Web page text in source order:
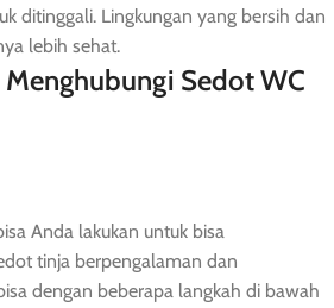
ditinggali. Lingkungan yang bersih dan
lebih sehat.
Menghubungi Sedot WC
Anda lakukan untuk bisa
tinja berpengalaman dan
dengan beberapa langkah di bawah